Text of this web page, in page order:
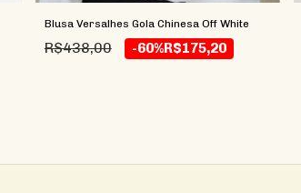
Blusa Versalhes Gola Chinesa Off White
R$438,00 -60%R$175,20